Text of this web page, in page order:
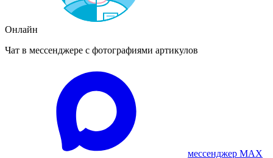
Онлайн
Чат в мессенджере с фотографиями артикулов
мессенджер MAX